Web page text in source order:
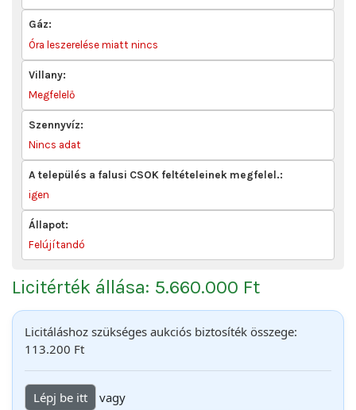
Gáz:
Óra leszerelése miatt nincs
Villany:
Megfelelő
Szennyvíz:
Nincs adat
A település a falusi CSOK feltételeinek megfelel.:
igen
Állapot:
Felújítandó
Licitérték állása: 5.660.000 Ft
Licitáláshoz szükséges aukciós biztosíték összege:
113.200 Ft
Lépj be itt
vagy